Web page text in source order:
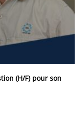
(H/F) pour son